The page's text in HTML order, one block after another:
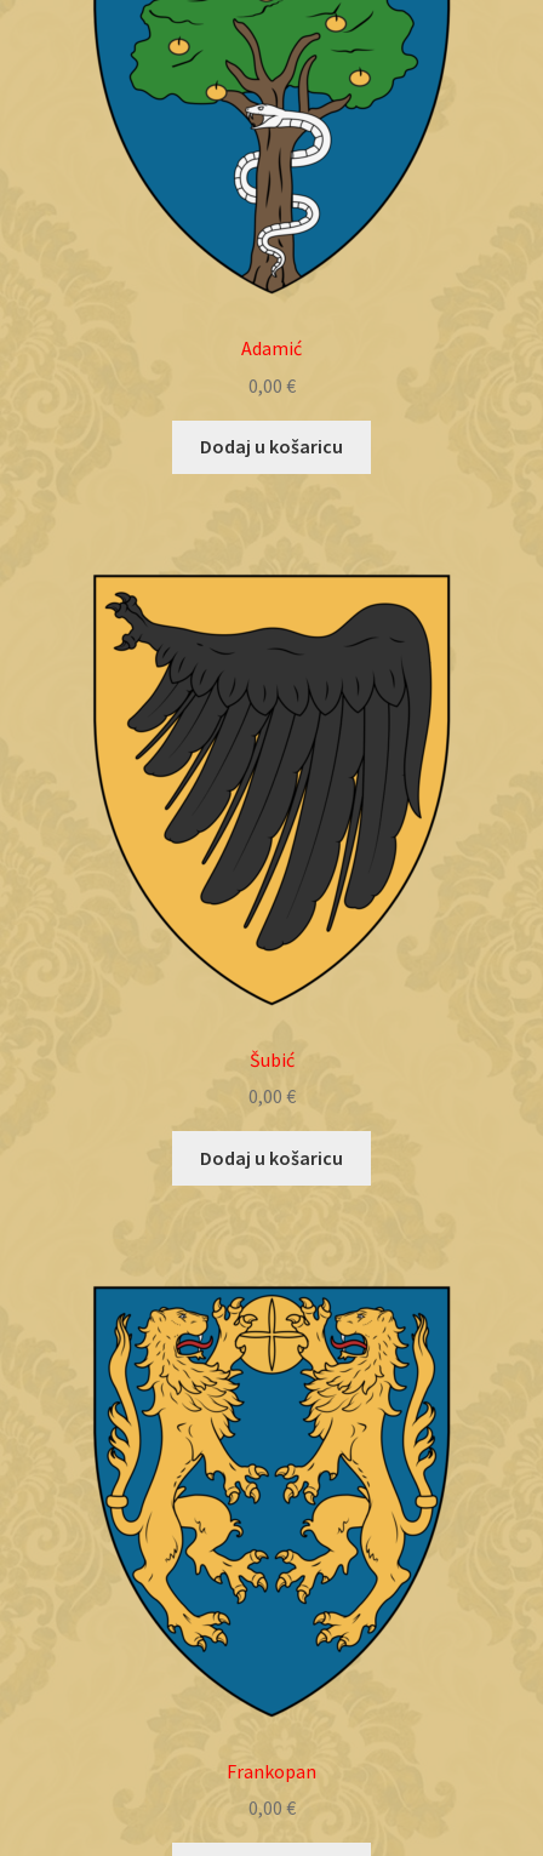
Adamić
0,00 €
Dodaj u košaricu
Šubić
0,00 €
Dodaj u košaricu
Frankopan
0,00 €